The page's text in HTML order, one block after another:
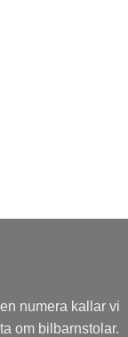
numera kallar vi
om bilbarnstolar.